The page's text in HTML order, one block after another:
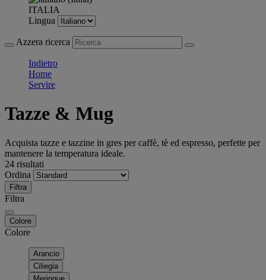
ITALIA
Lingua
Azzera ricerca
Indietro
Home
Servire
Tazze & Mug
Acquista tazze e tazzine in gres per caffè, tè ed espresso, perfette per
mantenere la temperatura ideale.
24 risultati
Ordina
Filtra
Filtra
Colore
Colore
Arancio
Ciliegia